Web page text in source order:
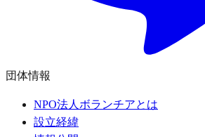
団体情報
NPO法人ボランチアとは
設立経緯